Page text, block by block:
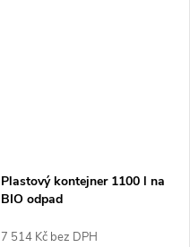
Plastový kontejner 1100 l na
BIO odpad
7 514 Kč bez DPH